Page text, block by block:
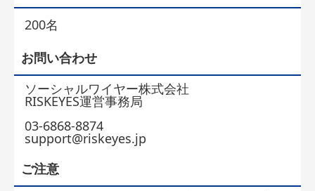
200名
お問い合わせ
ソーシャルワイヤー株式会社
RISKEYES運営事務局
03-6868-8874
support@riskeyes.jp
ご注意